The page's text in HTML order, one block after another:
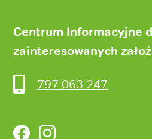
Centrum Informacyjne
zainteresowanych
797 063 247
FacebookInstagram